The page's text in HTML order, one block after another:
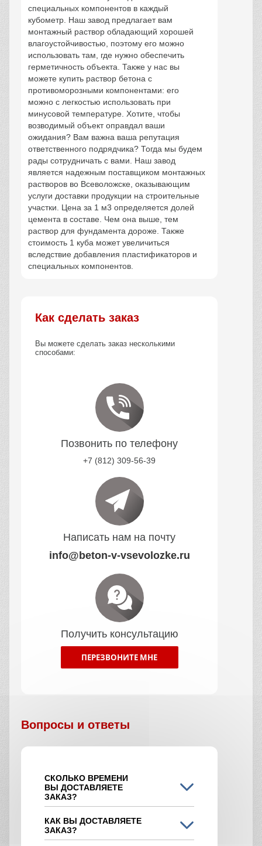
специальных компонентов в каждый
кубометр. Наш завод предлагает вам
монтажный раствор обладающий хорошей
влагоустойчивостью, поэтому его можно
использовать там, где нужно обеспечить
герметичность объекта. Также у нас вы
можете купить раствор бетона с
противоморозными компонентами: его
можно с легкостью использовать при
минусовой температуре. Хотите, чтобы
возводимый объект оправдал ваши
ожидания? Вам важна ваша репутация
ответственного подрядчика? Тогда мы будем
рады сотрудничать с вами. Наш завод
является надежным поставщиком монтажных
растворов во Всеволожске, оказывающим
услуги доставки продукции на строительные
участки. Цена за 1 м3 определяется долей
цемента в составе. Чем она выше, тем
раствор для фундамента дороже. Также
стоимость 1 куба может увеличиться
вследствие добавления пластификаторов и
специальных компонентов.
Как сделать заказ
Вы можете сделать заказ несколькими
способами:
Позвонить по телефону
+7 (812) 309-56-39
Написать нам на почту
info@beton-v-vsevolozke.ru
Получить консультацию
ПЕРЕЗВОНИТЕ МНЕ
Вопросы и ответы
СКОЛЬКО ВРЕМЕНИ
ВЫ ДОСТАВЛЯЕТЕ
ЗАКАЗ?
КАК ВЫ ДОСТАВЛЯЕТЕ
ЗАКАЗ?